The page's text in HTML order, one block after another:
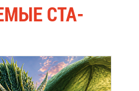
СТА­